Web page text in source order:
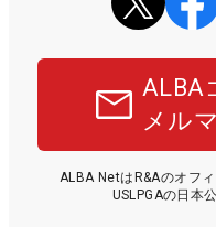
ALBA
メル
ALBA NetはR&Aのオフ
USLPGAの日本